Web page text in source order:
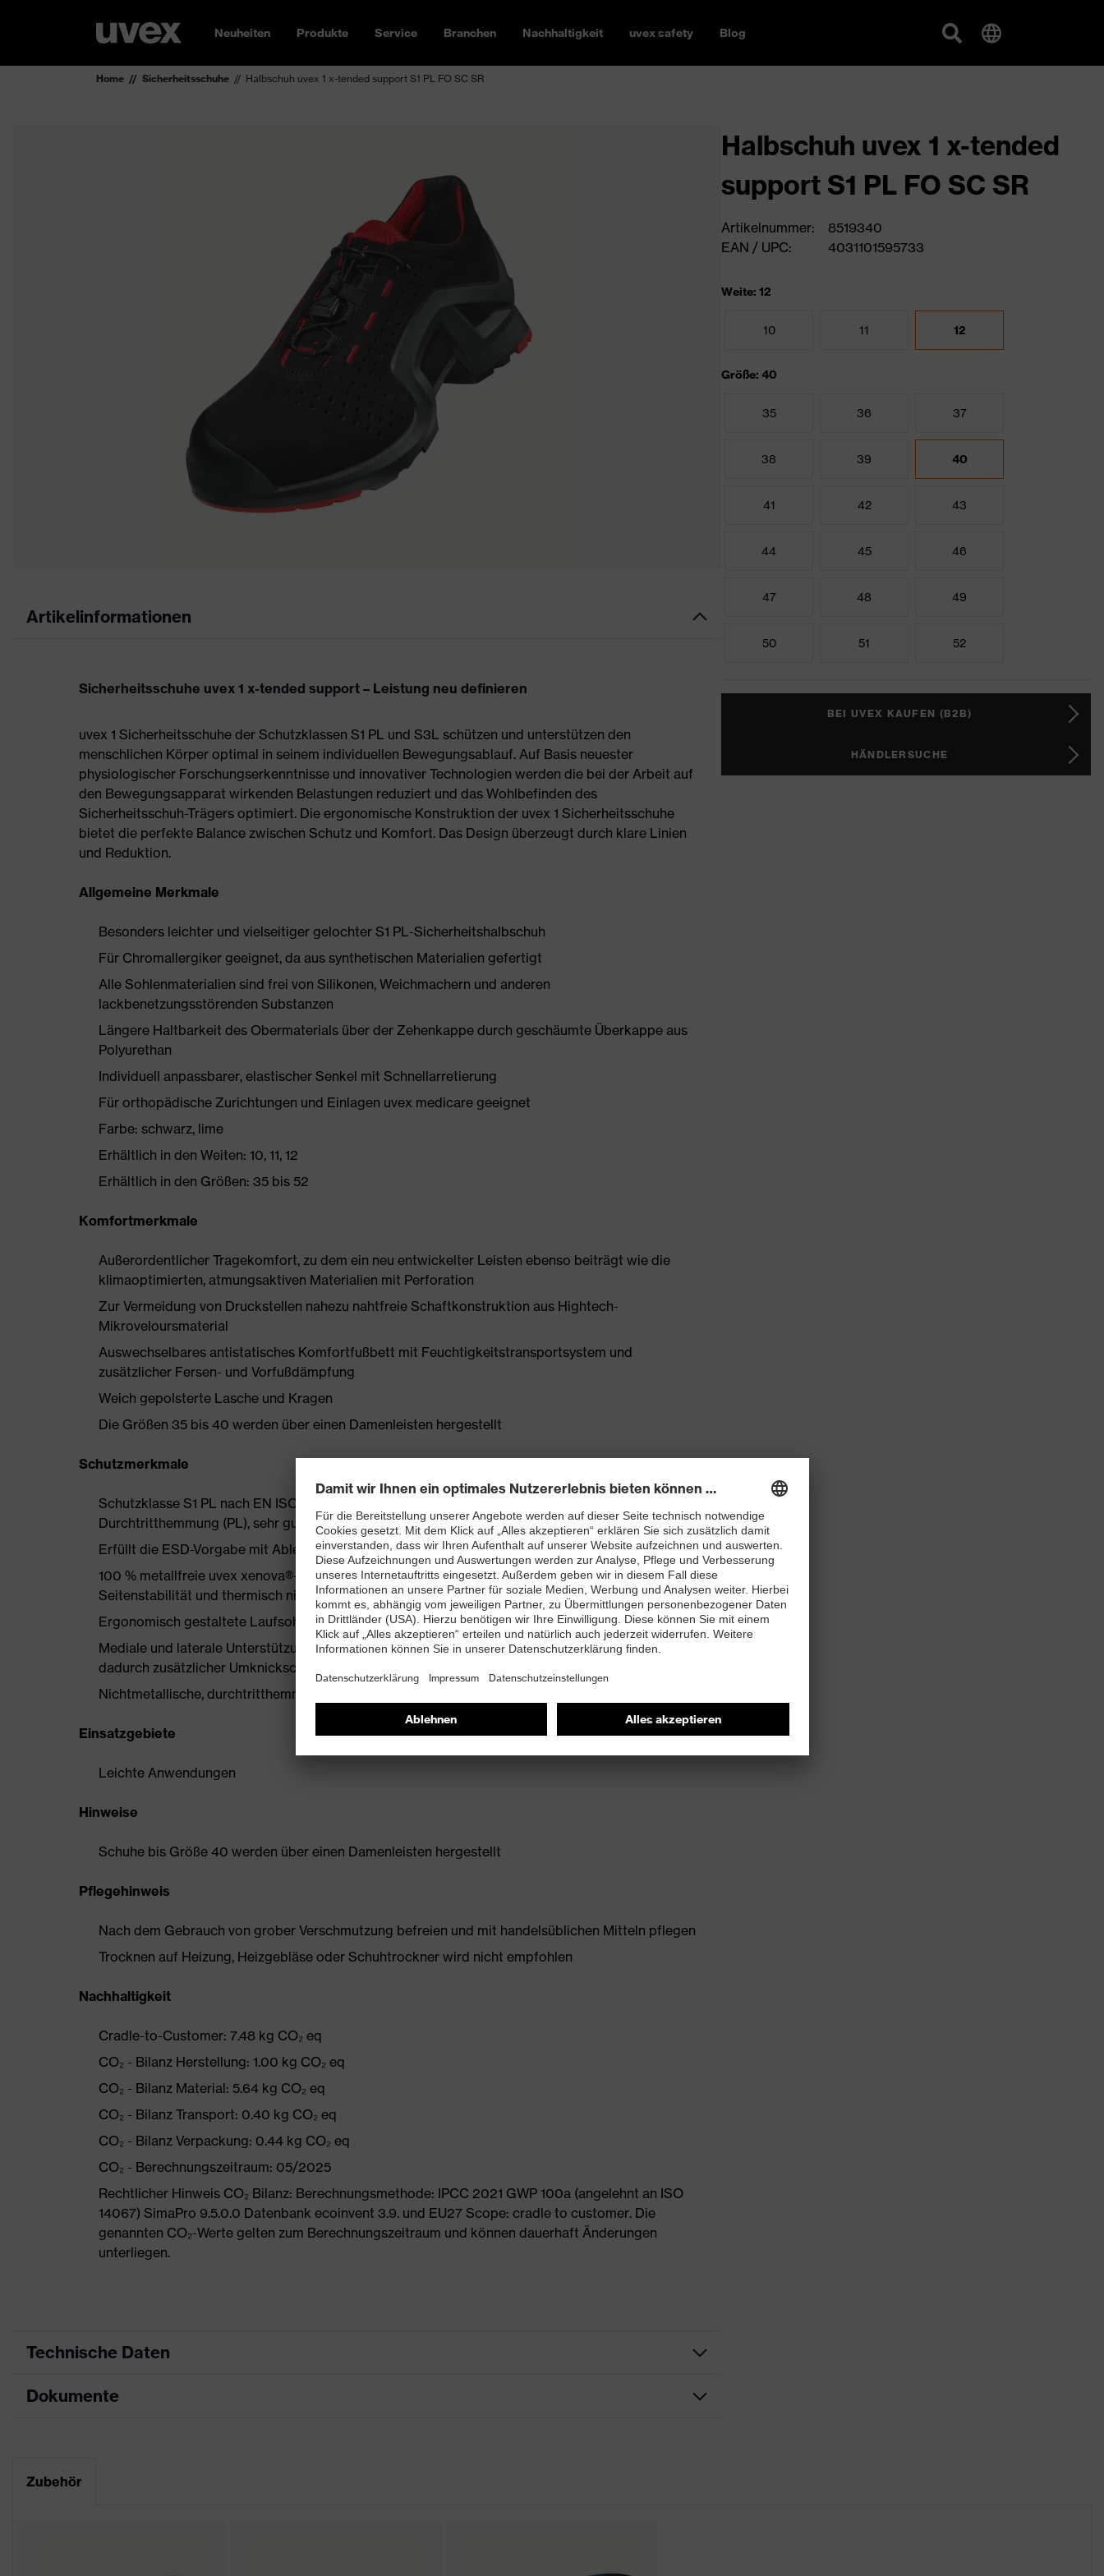
Neuheiten Produkte Service Branchen Nachhaltigkeit uvex safety Blog
Home Sicherheitsschuhe Halbschuh uvex 1 x-tended support S1 PL FO SC SR
Artikelinformationen
Sicherheitsschuhe uvex 1 x-tended support – Leistung neu definieren
uvex 1 Sicherheitsschuhe der Schutzklassen S1 PL und S3L schützen und unterstützen den
menschlichen Körper optimal in seinem individuellen Bewegungsablauf. Auf Basis neuester
physiologischer Forschungserkenntnisse und innovativer Technologien werden die bei der Arbeit auf
den Bewegungsapparat wirkenden Belastungen reduziert und das Wohlbefinden des
Sicherheitsschuh-Trägers optimiert. Die ergonomische Konstruktion der uvex 1 Sicherheitsschuhe
bietet die perfekte Balance zwischen Schutz und Komfort. Das Design überzeugt durch klare Linien
und Reduktion.
Allgemeine Merkmale
Besonders leichter und vielseitiger gelochter S1 PL-Sicherheitshalbschuh
Für Chromallergiker geeignet, da aus synthetischen Materialien gefertigt
Alle Sohlenmaterialien sind frei von Silikonen, Weichmachern und anderen
lackbenetzungsstörenden Substanzen
Längere Haltbarkeit des Obermaterials über der Zehenkappe durch geschäumte Überkappe aus
Polyurethan
Individuell anpassbarer, elastischer Senkel mit Schnellarretierung
Für orthopädische Zurichtungen und Einlagen uvex medicare geeignet
Farbe: schwarz, lime
Erhältlich in den Weiten: 10, 11, 12
Erhältlich in den Größen: 35 bis 52
Komfortmerkmale
Außerordentlicher Tragekomfort, zu dem ein neu entwickelter Leisten ebenso beiträgt wie die
klimaoptimierten, atmungsaktiven Materialien mit Perforation
Zur Vermeidung von Druckstellen nahezu nahtfreie Schaftkonstruktion aus Hightech-
Mikroveloursmaterial
Auswechselbares antistatisches Komfortfußbett mit Feuchtigkeitstransportsystem und
zusätzlicher Fersen- und Vorfußdämpfung
Weich gepolsterte Lasche und Kragen
Die Größen 35 bis 40 werden über einen Damenleisten hergestellt
Schutzmerkmale
Schutzklasse S1 PL nach EN ISO 20345:2022 + A1:2024 mit Zusatzkennzeichnung für
Durchtritthemmung (PL), sehr gute Rutschhemmung (SR)
Erfüllt die ESD-Vorgabe mit Ableitwiderstand kleiner 100 Megaohm
100 % metallfreie uvex xenova®-Zehenschutzkappe – kompakt, anatomisch geformt, mit guter
Seitenstabilität und thermisch nicht leitend
Ergonomisch gestaltete Laufsohle aus Zweidichten-Polyurethan mit sehr guter Rutschhemmung
Mediale und laterale Unterstützung für den Fuß durch einen speziell gestalteten Seitenrahmen –
dadurch zusätzlicher Umknickschutz, Stabilisierung und Führung sowie Prallschutz
Nichtmetallische, durchtritthemmende Einlage, beeinträchtigt nicht die Flexibilität des Schuhs
Einsatzgebiete
Leichte Anwendungen
Hinweise
Schuhe bis Größe 40 werden über einen Damenleisten hergestellt
Pflegehinweis
Nach dem Gebrauch von grober Verschmutzung befreien und mit handelsüblichen Mitteln pflegen
Trocknen auf Heizung, Heizgebläse oder Schuhtrockner wird nicht empfohlen
Nachhaltigkeit
Cradle-to-Customer: 7.48 kg CO₂ eq
CO₂ - Bilanz Herstellung: 1.00 kg CO₂ eq
CO₂ - Bilanz Material: 5.64 kg CO₂ eq
CO₂ - Bilanz Transport: 0.40 kg CO₂ eq
CO₂ - Bilanz Verpackung: 0.44 kg CO₂ eq
CO₂ - Berechnungszeitraum: 05/2025
Rechtlicher Hinweis CO₂ Bilanz: Berechnungsmethode: IPCC 2021 GWP 100a (angelehnt an ISO
14067) SimaPro 9.5.0.0 Datenbank ecoinvent 3.9. und EU27 Scope: cradle to customer. Die
genannten CO₂-Werte gelten zum Berechnungszeitraum und können dauerhaft Änderungen
unterliegen.
Technische Daten
Produktart
Dokumente
Halbschuh uvex 1 x-tended
support S1 PL FO SC SR
Artikelnummer:
8519340
EAN / UPC:
4031101595733
Weite: 12
10 11 12
Größe: 40
35 36 37
38 39 40
41 42 43
44 45 46
47 48 49
50 51 52
BEI UVEX KAUFEN (B2B)
HÄNDLERSUCHE
Zubehör